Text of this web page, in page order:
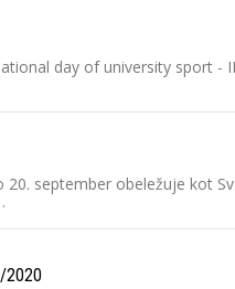
day of university sport
september obeležuje kot
2020